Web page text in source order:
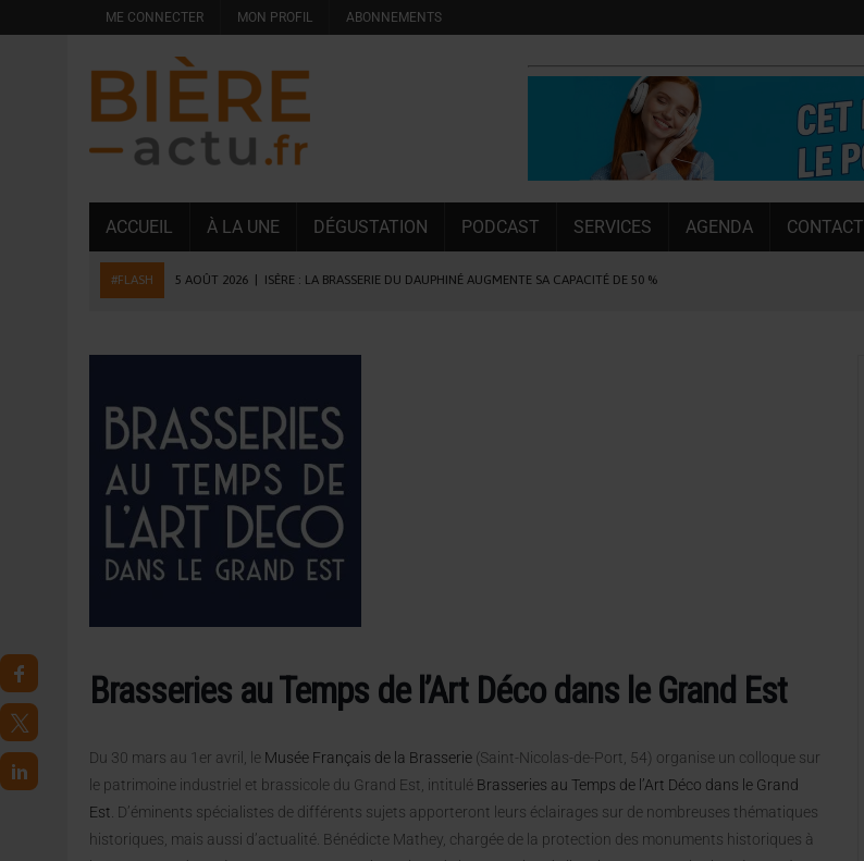
ME CONNECTER MON PROFIL ABONNEMENTS
ACCUEIL À LA UNE DÉGUSTATION PODCAST SERVICES AGENDA CONTACT
#FLASH 5 AOÛT 2026 ISÈRE : LA BRASSERIE DU DAUPHINÉ AUGMENTE SA CAPACITÉ DE 50 %
4 AOÛT 2026 | LA GÉNÉRATION Z ET LA MODÉRATION RÉINVENTENT LE MARCHÉ [ÉTUDE]
31 JUILLET 2026 PODCAST – BRASSERIE SAINTE COLOMBE, 30 ANS, PIONNIÈRE EN ILLE-ET-VILAINE
30 JUILLET 2026 | EMBALLAGE DURABLE : LE BOOM DE LA BOUTEILLE ALUMINIUM
5 AOÛT 2026 HEINEKEN A SUPPRIMÉ 3 000 POSTES AU PREMIER SEMESTRE
Brasseries au Temps de l’Art Déco dans le Grand Est
Du 30 mars au 1er avril, le Musée Français de la Brasserie (Saint-Nicolas-de-Port, 54) organise un colloque sur
le patrimoine industriel et brassicole du Grand Est, intitulé Brasseries au Temps de l’Art Déco dans le Grand
Est . D’éminents spécialistes de différents sujets apporteront leurs éclairages sur de nombreuses thématiques
historiques, mais aussi d’actualité. Bénédicte Mathey, chargée de la protection des monuments historiques à